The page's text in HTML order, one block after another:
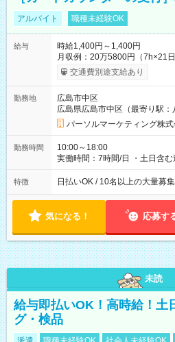
アルバイト 職種未経験OK
給与
時給1,400円～1,400円
月収例：20万5800円（7h×21日）
期間】試用期間なし
交通費別途支給あり
勤務地
広島市中区
広島県広島市中区（最寄り駅：
パーソルマーケティング株式
勤務時間
10:00～18:00
実働時間：7時間/日 ・土日含
休みやすい！ ・残業は有りま
特徴 日払いOK / 10名以上の大量募集
気になる！ 応募す
未読
給与即払いOK！高時給！土
グ・検品